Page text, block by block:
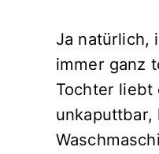
Ja natürlich,
immer ganz
Tochter liebt
unkaputtbar,